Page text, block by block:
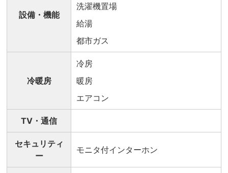
設備・機能
洗濯機置場
給湯
都市ガス
冷暖房
冷房
暖房
エアコン
TV・通信
セキュリティ
ー
モニタ付インターホン